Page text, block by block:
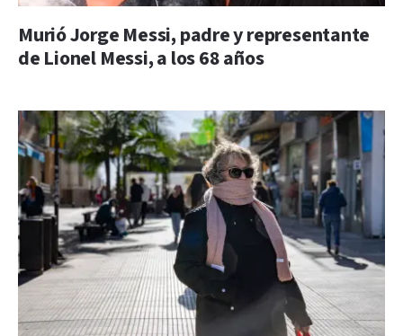
Murió Jorge Messi, padre y representante
de Lionel Messi, a los 68 años